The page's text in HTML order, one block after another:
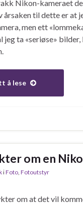
Nikon-kameraet
årsaken til dette er at
men ett
jeg ta «seriøse»
å lese
om en
iFoto Fotoutstyr
om at det vil